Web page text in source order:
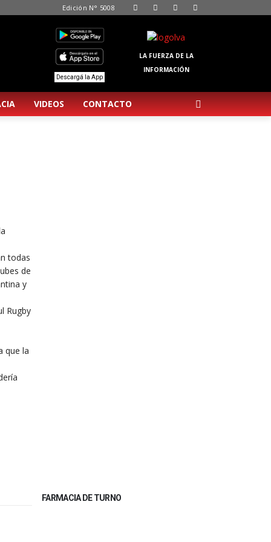
Edición N° 5008
Descargá la App
LA FUERZA DE LA
INFORMACIÓN
VIDEOS CONTACTO
todas
de
y
Rugby
que la
FARMACIA DE TURNO